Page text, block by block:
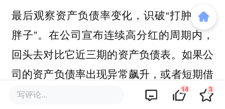
最后观察资产负债率变化，识破“打肿脸充
胖子”。在公司宣布连续高分红的周期内，
回头去对比它近三期的资产负债表。如果公
司的资产负债率出现异常飙升，或者短期借
款成倍增加，财务费用大幅侵蚀利润，这就
写评论... 14 3